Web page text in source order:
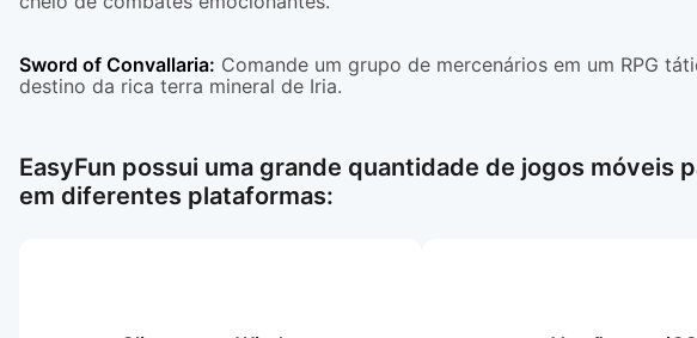
Sword of Convallaria: Comande um grupo de mercenários em um RPG
destino da rica terra mineral de Iria.
EasyFun possui uma grande quantidade de jogos
em diferentes plataformas: